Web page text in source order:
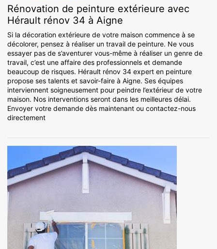
Rénovation de peinture extérieure avec
Hérault rénov 34 à Aigne
Si la décoration extérieure de votre maison commence à se
décolorer, pensez à réaliser un travail de peinture. Ne vous
essayer pas de s’aventurer vous-même à réaliser un genre de
travail, c’est une affaire des professionnels et demande
beaucoup de risques. Hérault rénov 34 expert en peinture
propose ses talents et savoir-faire à Aigne. Ses équipes
interviennent soigneusement pour peindre l’extérieur de votre
maison. Nos interventions seront dans les meilleures délai.
Envoyer votre demande dès maintenant ou contactez-nous
directement